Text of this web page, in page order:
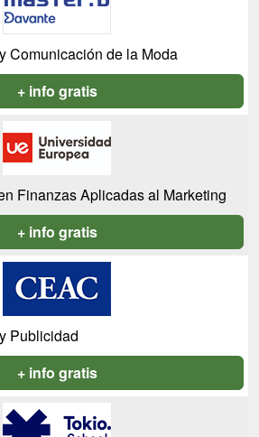
Comunicación de la Moda
+ info gratis
Finanzas Aplicadas al Marketing
+ info gratis
Publicidad
+ info gratis